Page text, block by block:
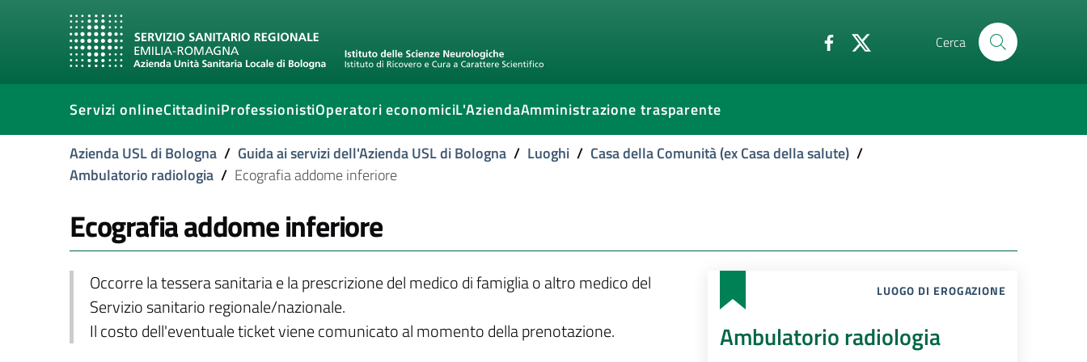
Cerca
Servizi onlineCittadiniProfessionistiOperatori economiciL'AziendaAmministrazione trasparente
Azienda USL di Bologna / Guida ai servizi dell'Azienda USL di Bologna / Luoghi / Casa della Comunità (ex Casa della salute) /
Ambulatorio radiologia / Ecografia addome inferiore
Ecografia addome inferiore
Occorre la tessera sanitaria e la prescrizione del medico di famiglia o altro medico del
Servizio sanitario regionale/nazionale.
Il costo dell'eventuale ticket viene comunicato al momento della prenotazione.
LUOGO DI EROGAZIONE
Ambulatorio radiologia